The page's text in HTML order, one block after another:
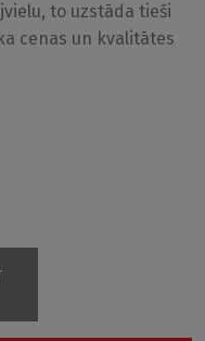
to uzstāda tieši
cenas un kvalitātes